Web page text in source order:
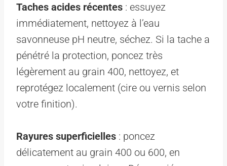
Taches acides récentes : essuyez
immédiatement, nettoyez à l’eau
savonneuse pH neutre, séchez. Si la tache a
pénétré la protection, poncez très
légèrement au grain 400, nettoyez, et
reprotégez localement (cire ou vernis selon
votre finition).
Rayures superficielles : poncez
délicatement au grain 400 ou 600, en